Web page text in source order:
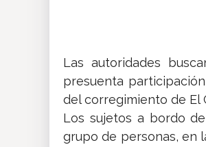
Las autoridades
presuenta participación
del corregimiento de El
Los sujetos a bordo
grupo de personas, en